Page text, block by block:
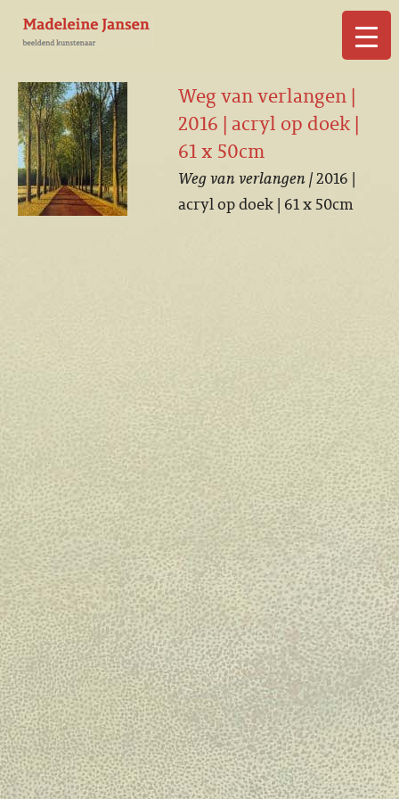
Weg van verlangen |
2016 | acryl op doek |
61 x 50cm
Weg van verlangen |2016 |
acryl op doek | 61 x 50cm
▼